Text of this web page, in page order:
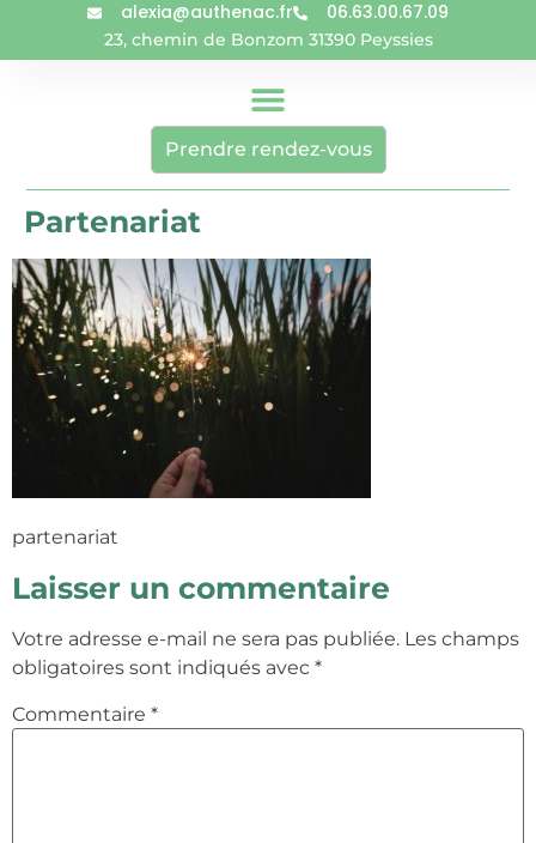
alexia@authenac.fr 06.63.00.67.09
23, chemin de Bonzom 31390 Peyssies
Prendre rendez-vous
Partenariat
partenariat
Laisser un commentaire
Votre adresse e-mail ne sera pas publiée. Les champs
obligatoires sont indiqués avec *
Commentaire *